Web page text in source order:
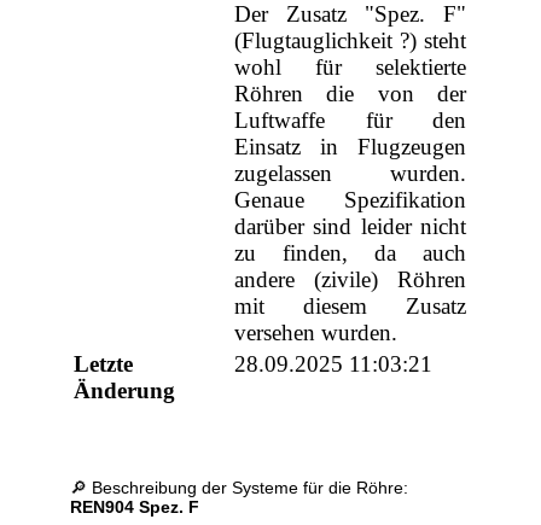
Der Zusatz "Spez. F"
(Flugtauglichkeit ?) steht
wohl für selektierte
Röhren die von der
Luftwaffe für den
Einsatz in Flugzeugen
zugelassen wurden.
Genaue Spezifikation
darüber sind leider nicht
zu finden, da auch
andere (zivile) Röhren
mit diesem Zusatz
versehen wurden.
Letzte
Änderung
28.09.2025 11:03:21
🔎 Beschreibung der Systeme für die Röhre:
REN904 Spez. F